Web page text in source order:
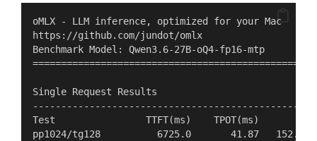
oMLX - LLM inference, optimized for your Mac
https://github.com/jundot/omlx
Benchmark Model: Qwen3.6-27B-oQ4-fp16-mtp
Single Request Results
Test                TTFT(ms)    TPOT(ms)        pp
pp1024/tg128          6725.0       41.87   152.3